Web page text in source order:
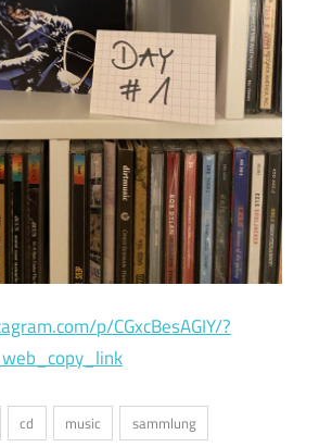
p/CGxcBesAGIY/?
cd music sammlung